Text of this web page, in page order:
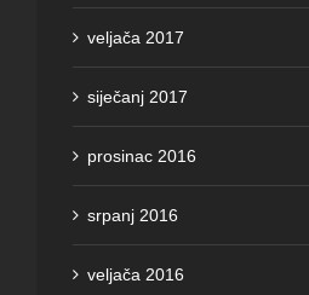
veljača 2017
siječanj 2017
prosinac 2016
srpanj 2016
veljača 2016